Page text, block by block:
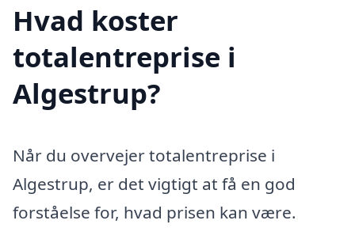
Hvad koster
totalentreprise i
Algestrup?
Når du overvejer totalentreprise i
Algestrup, er det vigtigt at få en god
forståelse for, hvad prisen kan være.